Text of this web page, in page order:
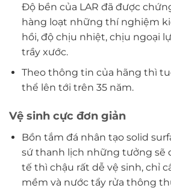
Độ bền của LAR đã được
hàng loạt những thí nghiệm
hồi, độ chịu nhiệt, chịu ngoại
trầy xước.
Theo thông tin của hãng thì
thể lên tới trên 35 năm.
Vệ sinh cực đơn giản
Bồn tắm đá nhân tạo solid
sứ thanh lịch những tưởng sẽ
tế thì chậu rất dễ vệ sinh, chỉ
mềm và nước tẩy rửa thông